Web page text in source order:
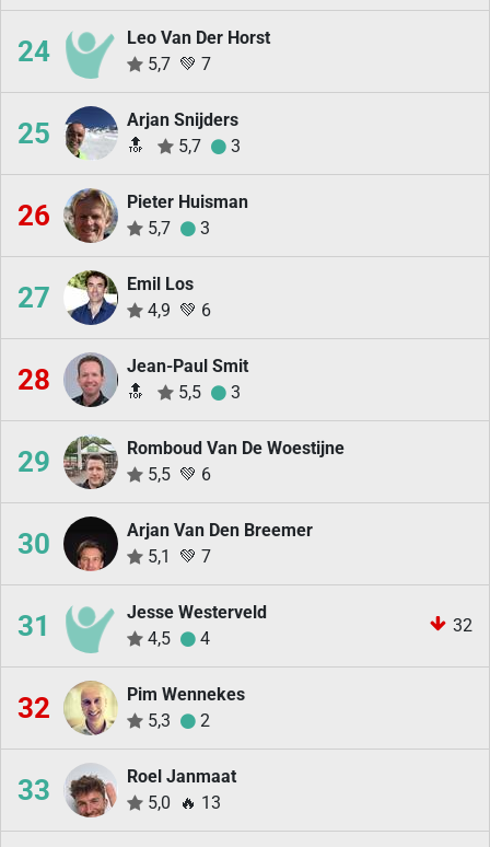
24
Leo Van Der Horst
5,7 💚 7
25
Arjan Snijders
🔝
5,7 3
26
Pieter Huisman
5,7
3
27
Emil Los
4,9 💚 6
28
Jean-Paul Smit
🔝
5,5 3
29
Romboud Van De Woestijne
5,5 💚 6
30
Arjan Van Den Breemer
5,1
💚 7
31
Jesse Westerveld
4,5
4
32
32
Pim Wennekes
5,3
2
33
Roel Janmaat
5,0
🔥 13